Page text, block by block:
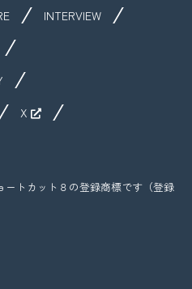
INTERVIEW
X
ートカット８の登録商標です（登録